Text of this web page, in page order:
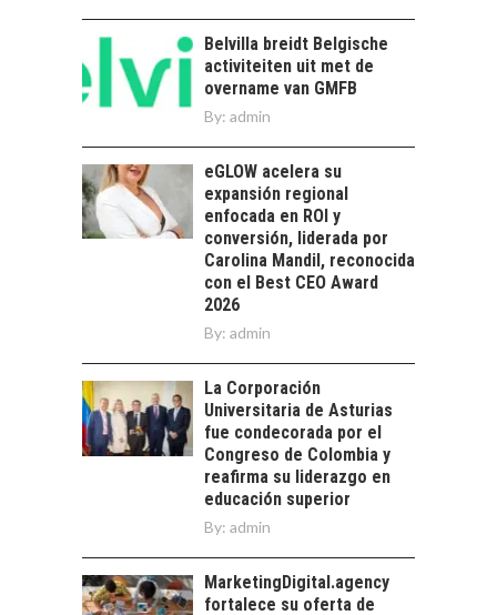
innovación para
startups…
LA
TRANSFORMACIÓN
DE LOS RECURSOS
HUMANOS EN LAS
EMPRESAS
CHILENAS
La transformación
estratégica de los
recursos humanos en
las empresas…
FINANCIAMIENTO
PARA PYMES EN
CHILE:
ALTERNATIVAS MÁS
ALLÁ DEL CRÉDITO
BANCARIO
pymes en Chile:
alternativas que
trascienden el
crédito…
EL CRECIMIENTO DE
LOS SERVICIOS
DIGITALES
EXPORTADOS DESDE
CHILE
El auge de las
exportaciones de
servicios digitales en
Chile:…
TURISMO EN EL
Belvilla breidt Belgische
activiteiten uit met de
overname van GMFB
By: admin
eGLOW acelera su
expansión regional
enfocada en ROI y
conversión, liderada por
Carolina Mandil, reconocida
con el Best CEO Award
2026
By: admin
La Corporación
Universitaria de Asturias
fue condecorada por el
Congreso de Colombia y
reafirma su liderazgo en
educación superior
By: admin
MarketingDigital.agency
fortalece su oferta de